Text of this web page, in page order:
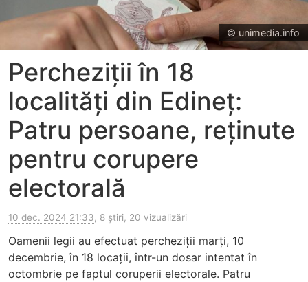
© unimedia.info
Percheziții în 18
localități din Edineț:
Patru persoane, reținute
pentru corupere
electorală
10 dec. 2024 21:33, 8 știri, 20 vizualizări
Oamenii legii au efectuat percheziții marți, 10
decembrie, în 18 locații, într-un dosar intentat în
octombrie pe faptul coruperii electorale. Patru